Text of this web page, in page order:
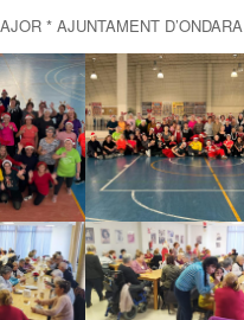
* AJUNTAMENT D’ONDARA